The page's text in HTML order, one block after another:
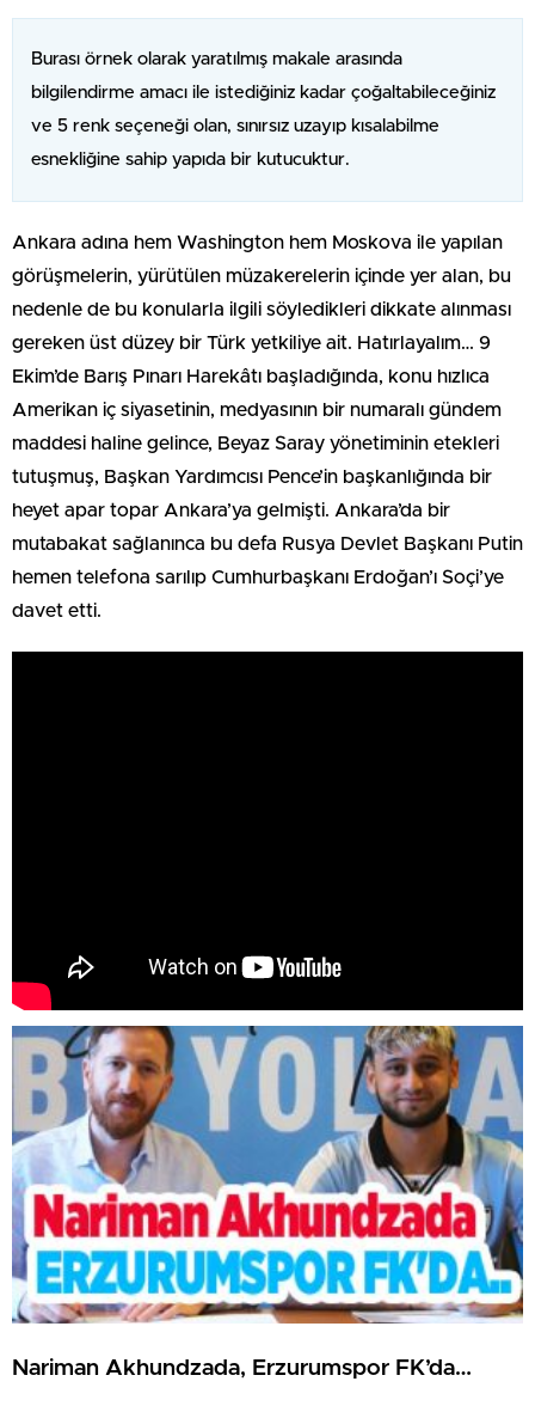
Burası örnek olarak yaratılmış makale arasında
bilgilendirme amacı ile istediğiniz kadar çoğaltabileceğiniz
ve 5 renk seçeneği olan, sınırsız uzayıp kısalabilme
esnekliğine sahip yapıda bir kutucuktur.
Ankara adına hem Washington hem Moskova ile yapılan
görüşmelerin, yürütülen müzakerelerin içinde yer alan, bu
nedenle de bu konularla ilgili söyledikleri dikkate alınması
gereken üst düzey bir Türk yetkiliye ait. Hatırlayalım… 9
Ekim’de Barış Pınarı Harekâtı başladığında, konu hızlıca
Amerikan iç siyasetinin, medyasının bir numaralı gündem
maddesi haline gelince, Beyaz Saray yönetiminin etekleri
tutuşmuş, Başkan Yardımcısı Pence’in başkanlığında bir
heyet apar topar Ankara’ya gelmişti. Ankara’da bir
mutabakat sağlanınca bu defa Rusya Devlet Başkanı Putin
hemen telefona sarılıp Cumhurbaşkanı Erdoğan’ı Soçi’ye
davet etti.
Nariman Akhundzada, Erzurumspor FK’da…